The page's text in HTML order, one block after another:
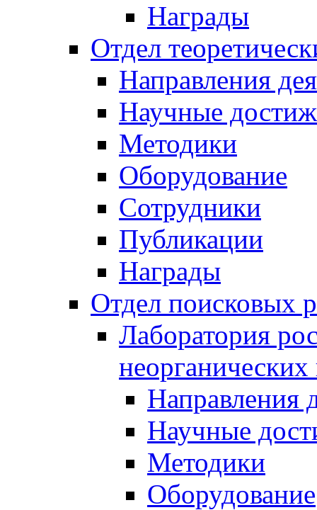
Награды
Отдел
Направления
Научные
Методики
Оборудование
Сотрудники
Публикации
Награды
Отдел поисковых
Лаборатория
Направления
Научные
Методики
Оборудование